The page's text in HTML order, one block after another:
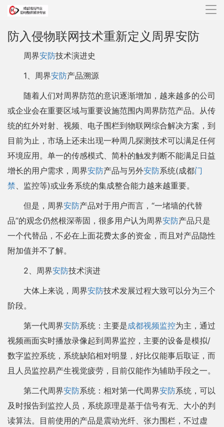
导
防入侵物联网技术重新定义周界安防
周界安防技术演进史
1、周界安防产品溯源
随着人们对周界防范的意识逐渐增加，越来越多的公司
或企业会在重要区域与重要设施范围内周界防范产品。从传
统的红外对射、视频、电子围栏到物联网综合解决方案，到
目前为止，市场上还未出现一种周几探测技术可以满足任何
环境应用。单一的传感模式、简朴的触发判断不能满足日益
增长的用户需求，周界安防产品与另外安防系统(成都门
禁、监控等)或业务系统的集成整合能力越来越重要。
但是，周界安防产品对于用户而言，“一堵墙的代替
品”的观念仍然根深蒂固，很多用户认为周界安防产品只是
一个代替品，不必在上面花费太多的资金，而且对产品隐性
附加值并不了解。
2、周界安防技术演进
大体上来说，周界安防技术发展过程大致可以分为三个
阶段。
第一代周界安防系统：主要是成都视频监控为主，通过
视频画面实时播放录像起到周界监控，主要的设备是模拟/
数字监控系统，系统缺陷相对明显，好比仅能事后取证，而
且人员监控易产生视觉疲劳，目前仅能作为辅助手段之一。
第二代周界安防系统：相对第一代周界安防系统，可以
及时报告到监控人员，系统原理是基于信号有无、大小的判
读算法。目前使用的产品是震动光纤、张力围栏，不过虚